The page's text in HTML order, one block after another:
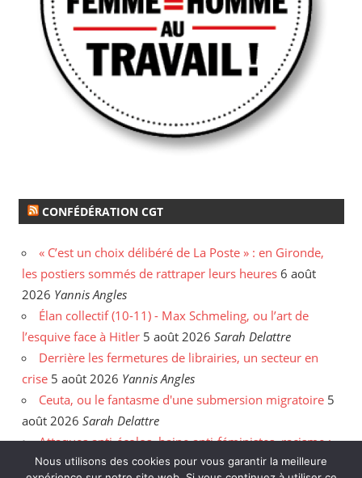
CONFÉDÉRATION CGT
« C’est un choix délibéré de La Poste » : en Gironde,
les postiers sommés de rattraper leurs heures 6 août
2026 Yannis Angles
Élan collectif (10-11) - Max Schmeling, ou l’art de
l’esquive face à Hitler 5 août 2026 Sarah Delattre
Derrière les fermetures de librairies, un secteur en
crise 5 août 2026 Yannis Angles
Ceuta, ou le fantasme d'une submersion migratoire 5
août 2026 Sarah Delattre
Attaques anti-écolos, haine anti-féministes, racisme :
face aux incendies, les délires de l'extrême droite 31
Nous utilisons des cookies pour vous garantir la meilleure